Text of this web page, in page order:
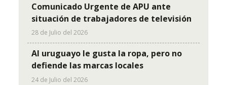
Comunicado Urgente de APU ante
situación de trabajadores de televisión
28 de Julio del 2026
Al uruguayo le gusta la ropa, pero no
defiende las marcas locales
24 de Julio del 2026